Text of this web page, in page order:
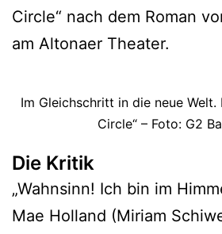
Circle“ nach dem Roman
am Altonaer Theater.
Im Gleichschritt in die neue Welt.
Circle“ – Foto: G2
Die Kritik
„Wahnsinn! Ich bin im
Mae Holland (Miriam